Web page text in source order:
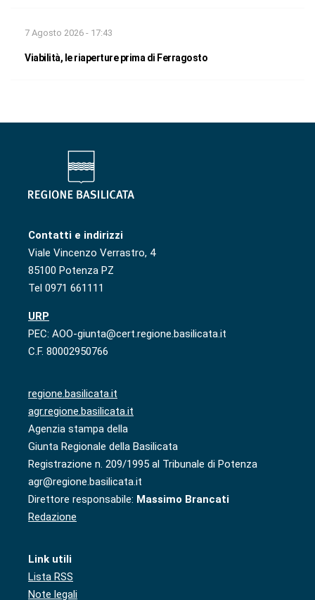
7 Agosto 2026 - 17:43
Viabilità, le riaperture prima di Ferragosto
Contatti e indirizzi
Viale Vincenzo Verrastro, 4
85100 Potenza PZ
Tel 0971 661111
URP
PEC: AOO-giunta@cert.regione.basilicata.it
C.F. 80002950766
regione.basilicata.it
agr.regione.basilicata.it
Agenzia stampa della
Giunta Regionale della Basilicata
Registrazione n. 209/1995 al Tribunale di Potenza
agr@regione.basilicata.it
Direttore responsabile: Massimo Brancati
Redazione
Link utili
Lista RSS
Note legali